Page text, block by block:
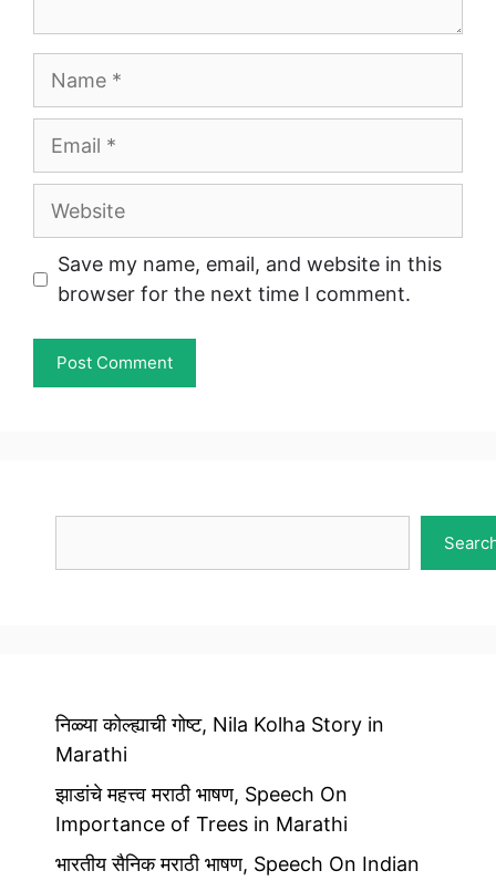
Name
Email
Website
Save my name, email, and website in this
browser for the next time I comment.
निळ्या कोल्ह्याची गोष्ट, Nila Kolha Story in
Marathi
झाडांचे महत्त्व मराठी भाषण, Speech On
Importance of Trees in Marathi
भारतीय सैनिक मराठी भाषण, Speech On Indian